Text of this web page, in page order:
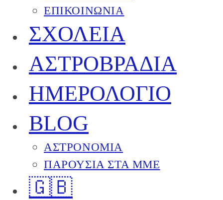
ΕΠΙΚΟΙΝΩΝΙΑ
ΣΧΟΛΕΙΑ
ΑΣΤΡΟΒΡΑΔΙΑ
ΗΜΕΡΟΛΟΓΙΟ
BLOG
ΑΣΤΡΟΝΟΜΙΑ
ΠΑΡΟΥΣΙΑ ΣΤΑ ΜΜΕ
🇬🇧